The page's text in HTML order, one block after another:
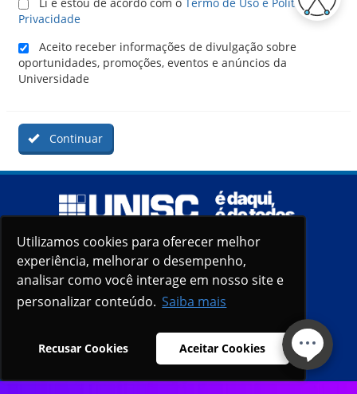
Utilizamos cookies para oferecer melhor
experiência, melhorar o desempenho,
analisar como você interage em nosso site e
personalizar conteúdo. Saiba mais
Recusar Cookies Aceitar Cookies
Utilizamos cookies para oferecer melhor
experiência, melhorar o desempenho,
analisar como você interage em nosso site e
personalizar conteúdo. Saiba mais
Recusar Cookies Aceitar Cookies
Privacidade
Aceito receber informações de divulgação sobre
oportunidades, promoções, eventos e anúncios da
Universidade
Continuar